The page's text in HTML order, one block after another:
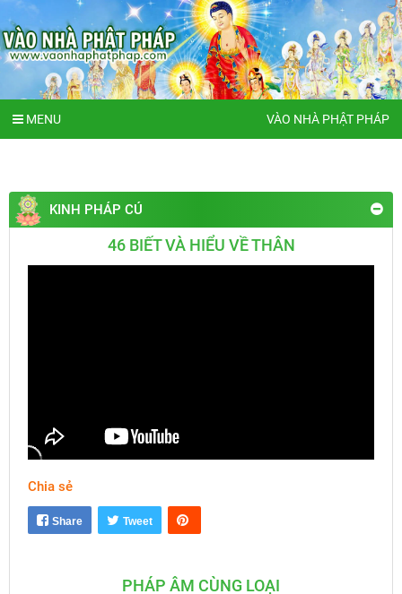
MENU VÀO NHÀ PHẬT PHÁP
KINH PHÁP CÚ
46 BIẾT VÀ HIỂU VỀ THÂN
Chia sẻ
Share Tweet
PHÁP ÂM CÙNG LOẠI